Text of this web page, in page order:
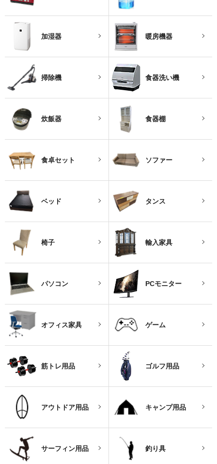
加湿器 暖房機器
掃除機 食器洗い機
炊飯器 食器棚
食卓セット ソファー
ベッド タンス
椅子 輸入家具
パソコン PCモニター
オフィス家具 ゲーム
筋トレ用品 ゴルフ用品
アウトドア用品 キャンプ用品
サーフィン用品 釣り具